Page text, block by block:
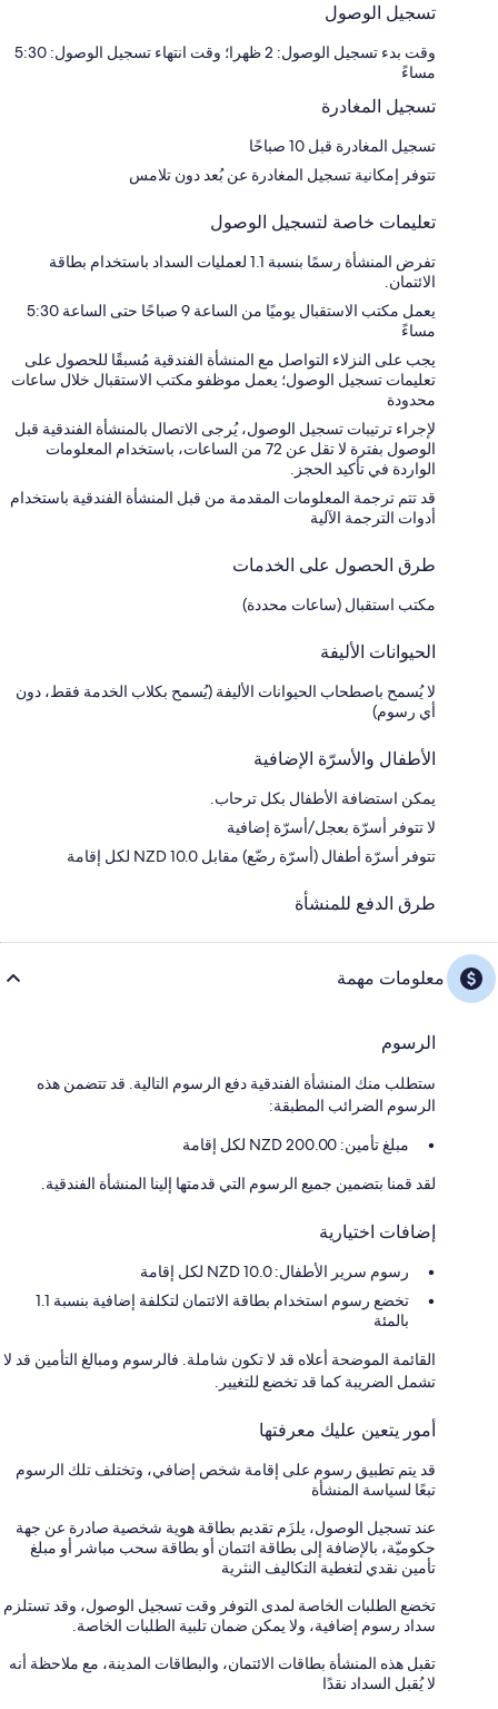
تسجيل الوصول
وقت بدء تسجيل الوصول: 2 ظهرا؛ وقت انتهاء تسجيل الوصول: 5:30
مساءً
تسجيل المغادرة
تسجيل المغادرة قبل 10 صباحًا
تتوفر إمكانية تسجيل المغادرة عن بُعد دون تلامس
تعليمات خاصة لتسجيل الوصول
تفرض المنشأة رسمًا بنسبة 1.1 لعمليات السداد باستخدام بطاقة
الائتمان.
يعمل مكتب الاستقبال يوميًا من الساعة 9 صباحًا حتى الساعة 5:30
مساءً
يجب على النزلاء التواصل مع المنشأة الفندقية مُسبقًا للحصول على
تعليمات تسجيل الوصول؛ يعمل موظفو مكتب الاستقبال خلال ساعات
محدودة
لإجراء ترتيبات تسجيل الوصول، يُرجى الاتصال بالمنشأة الفندقية قبل
الوصول بفترة لا تقل عن 72 من الساعات، باستخدام المعلومات
الواردة في تأكيد الحجز.
قد تتم ترجمة المعلومات المقدمة من قبل المنشأة الفندقية باستخدام
أدوات الترجمة الآلية
طرق الحصول على الخدمات
مكتب استقبال (ساعات محددة)
الحيوانات الأليفة
لا يُسمح باصطحاب الحيوانات الأليفة (يُسمح بكلاب الخدمة فقط، دون
أي رسوم)
الأطفال والأسرّة الإضافية
يمكن استضافة الأطفال بكل ترحاب.
لا تتوفر أسرّة بعجل/أسرّة إضافية
تتوفر أسرّة أطفال (أسرّة رضّع) مقابل NZD 10.0 لكل إقامة
طرق الدفع للمنشأة
معلومات مهمة
الرسوم
ستطلب منك المنشأة الفندقية دفع الرسوم التالية. قد تتضمن هذه
الرسوم الضرائب المطبقة:
مبلغ تأمين: 200.00 NZD لكل إقامة
لقد قمنا بتضمين جميع الرسوم التي قدمتها إلينا المنشأة الفندقية.
إضافات اختيارية
رسوم سرير الأطفال: 10.0 NZD لكل إقامة
تخضع رسوم استخدام بطاقة الائتمان لتكلفة إضافية بنسبة 1.1
بالمئة
القائمة الموضحة أعلاه قد لا تكون شاملة. فالرسوم ومبالغ التأمين قد لا
تشمل الضريبة كما قد تخضع للتغيير.
أمور يتعين عليك معرفتها
قد يتم تطبيق رسوم على إقامة شخص إضافي، وتختلف تلك الرسوم
تبعًا لسياسة المنشأة
عند تسجيل الوصول، يلزَم تقديم بطاقة هوية شخصية صادرة عن جهة
حكوميّة، بالإضافة إلى بطاقة ائتمان أو بطاقة سحب مباشر أو مبلغ
تأمين نقدي لتغطية التكاليف النثرية
تخضع الطلبات الخاصة لمدى التوفر وقت تسجيل الوصول، وقد تستلزم
سداد رسوم إضافية، ولا يمكن ضمان تلبية الطلبات الخاصة.
تقبل هذه المنشأة بطاقات الائتمان، والبطاقات المدينة، مع ملاحظة أنه
لا يُقبل السداد نقدًا